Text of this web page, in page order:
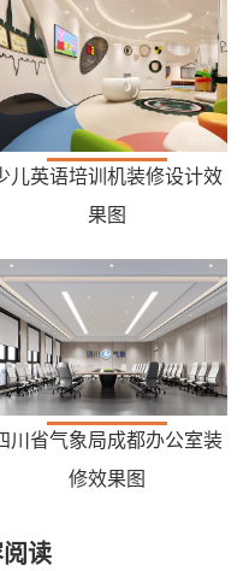
儿英语培训机装修设计效
果图
川省气象局成都办公室装
修效果图
读